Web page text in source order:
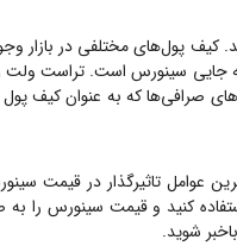
پول‌های مختلفی در بازار
جایی سینورساست. تراست ولت
صرافی‌ها که به عنوان کیف پول
عوامل تاثیرگذار در قیمت
کنید و قیمت سینورس را به
شوید.